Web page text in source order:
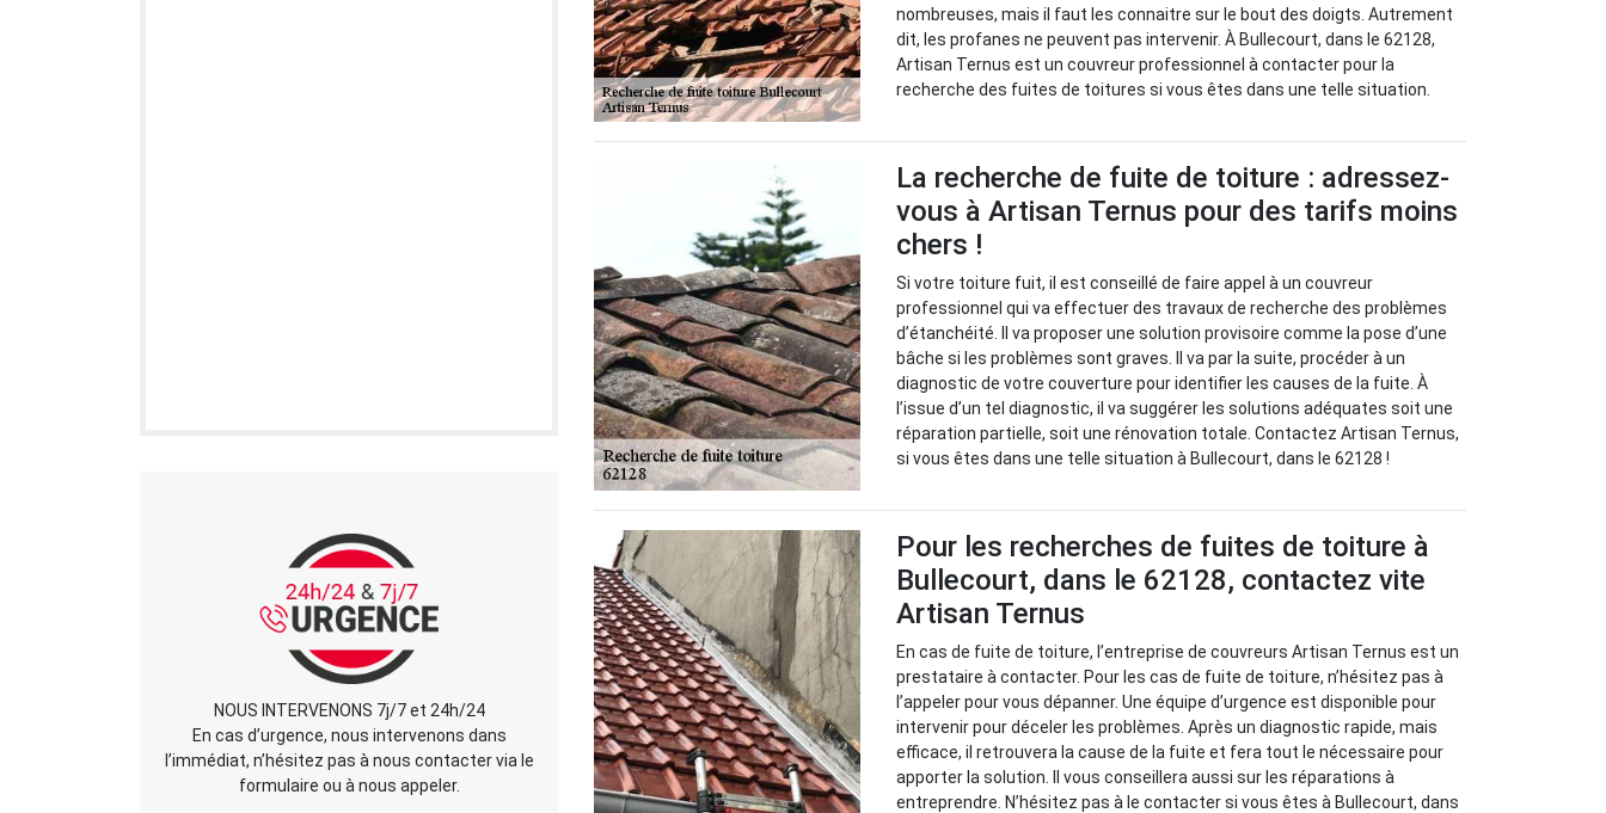
NOUS INTERVENONS 7j/7 et 24h/24
En cas d’urgence, nous intervenons dans
l’immédiat, n’hésitez pas à nous contacter via le
formulaire ou à nous appeler.
nombreuses, mais il faut les connaitre sur le bout des doigts. Autrement
dit, les profanes ne peuvent pas intervenir. À Bullecourt, dans le 62128,
Artisan Ternus est un couvreur professionnel à contacter pour la
recherche des fuites de toitures si vous êtes dans une telle situation.
La recherche de fuite de toiture : adressez-
vous à Artisan Ternus pour des tarifs moins
chers !
Si votre toiture fuit, il est conseillé de faire appel à un couvreur
professionnel qui va effectuer des travaux de recherche des problèmes
d’étanchéité. Il va proposer une solution provisoire comme la pose d’une
bâche si les problèmes sont graves. Il va par la suite, procéder à un
diagnostic de votre couverture pour identifier les causes de la fuite. À
l’issue d’un tel diagnostic, il va suggérer les solutions adéquates soit une
réparation partielle, soit une rénovation totale. Contactez Artisan Ternus,
si vous êtes dans une telle situation à Bullecourt, dans le 62128 !
Pour les recherches de fuites de toiture à
Bullecourt, dans le 62128, contactez vite
Artisan Ternus
En cas de fuite de toiture, l’entreprise de couvreurs Artisan Ternus est un
prestataire à contacter. Pour les cas de fuite de toiture, n’hésitez pas à
l’appeler pour vous dépanner. Une équipe d’urgence est disponible pour
intervenir pour déceler les problèmes. Après un diagnostic rapide, mais
efficace, il retrouvera la cause de la fuite et fera tout le nécessaire pour
apporter la solution. Il vous conseillera aussi sur les réparations à
entreprendre. N’hésitez pas à le contacter si vous êtes à Bullecourt, dans